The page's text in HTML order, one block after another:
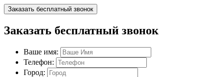
Заказать бесплатный звонок
Заказать бесплатный звонок
Ваше имя:
Телефон:
Город: